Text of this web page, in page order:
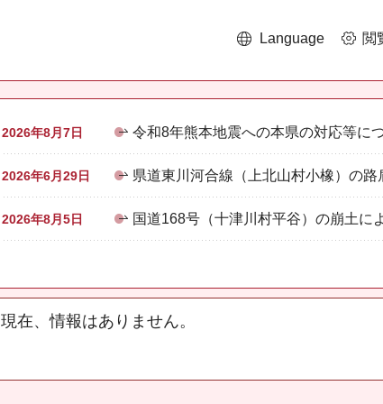
Language 閲
2026年8月7日 令和8年熊本地震への本県の対応等に
2026年6月29日 県道東川河合線（上北山村小橡）の
2026年8月5日 国道168号（十津川村平谷）の崩土に
現在、情報はありません。